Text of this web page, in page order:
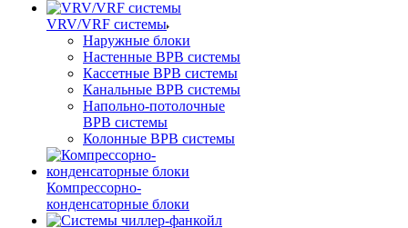
VRV/VRF системы
Наружные блоки
Настенные ВРВ системы
Кассетные ВРВ системы
Канальные ВРВ системы
Напольно-потолочные
ВРВ системы
Колонные ВРВ системы
Компрессорно-
конденсаторные блоки